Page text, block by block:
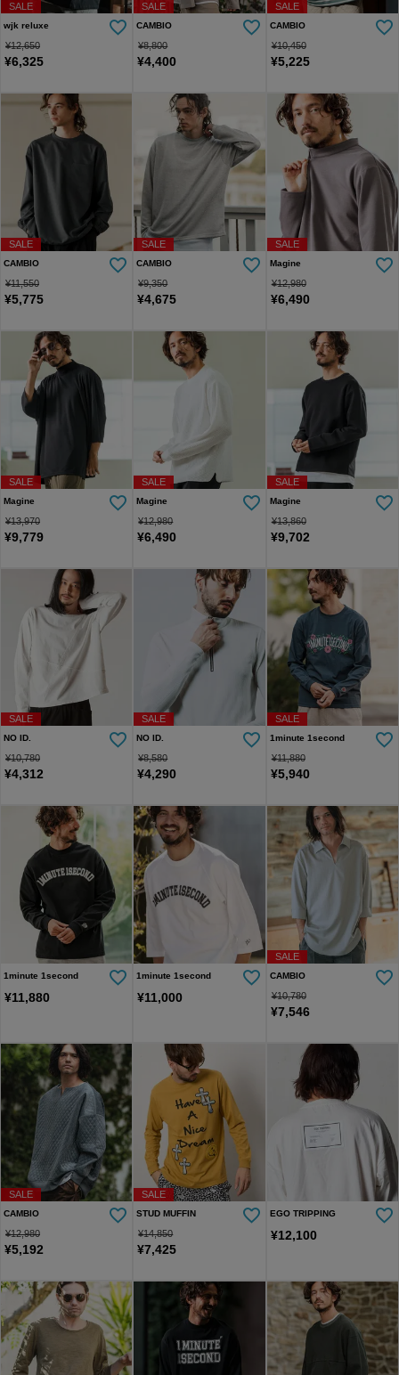
SALE
wjk reluxe
¥12,650
¥6,325
SALE
CAMBIO
¥8,800
¥4,400
SALE
CAMBIO
¥10,450
¥5,225
SALE
CAMBIO
¥11,550
¥5,775
SALE
CAMBIO
¥9,350
¥4,675
SALE
Magine
¥12,980
¥6,490
SALE
Magine
¥13,970
¥9,779
SALE
Magine
¥12,980
¥6,490
SALE
Magine
¥13,860
¥9,702
SALE
NO ID.
¥10,780
¥4,312
SALE
NO ID.
¥8,580
¥4,290
SALE
1minute 1second
¥11,880
¥5,940
1minute 1second
¥11,880
1minute 1second
¥11,000
SALE
CAMBIO
¥10,780
¥7,546
SALE
CAMBIO
¥12,980
¥5,192
SALE
STUD MUFFIN
¥14,850
¥7,425
EGO TRIPPING
¥12,100